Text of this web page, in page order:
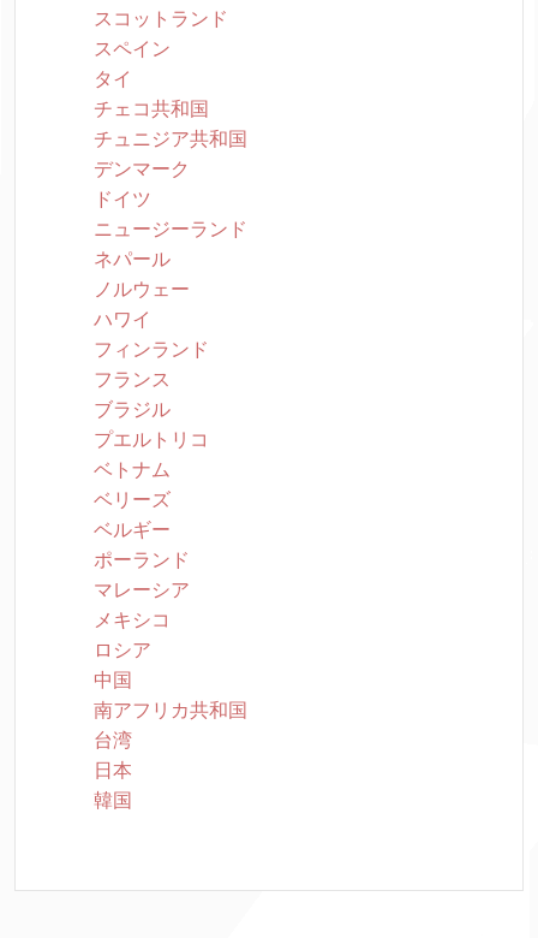
スコットランド
スペイン
タイ
チェコ共和国
チュニジア共和国
デンマーク
ドイツ
ニュージーランド
ネパール
ノルウェー
ハワイ
フィンランド
フランス
ブラジル
プエルトリコ
ベトナム
ベリーズ
ベルギー
ポーランド
マレーシア
メキシコ
ロシア
中国
南アフリカ共和国
台湾
日本
韓国